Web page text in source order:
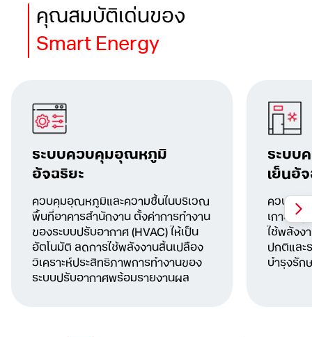
คุณสมบัติเด่นของ
Smart Energy
ระบบควบคุมอุณหภูมิ
อัจฉริยะ
ควบคุมอุณหภูมิและความชื้นในบริเวณ
พื้นที่อาคารสำนักงาน ตั้งค่าการทำงาน
ของระบบปรับอากาศ (HVAC) ให้เป็น
อัตโนมัติ ลดการใช้พลังงานสิ้นเปลือง
วิเคราะห์ประสิทธิภาพการทำงานของ
ระบบปรับอากาศพร้อมรายงานผล
ระบบ
เย็นอั
ควบคุมอุ
เกาะใน
ใช้พลังง
ปกติและ
บำรุงรัก